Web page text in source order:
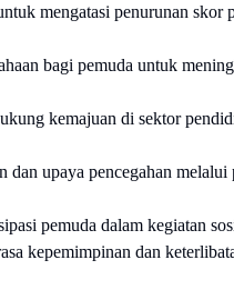
mengatasi penurunan
bagi pemuda untuk
kemajuan di sektor
dan upaya pencegahan
pemuda dalam kegiatan
kepemimpinan dan